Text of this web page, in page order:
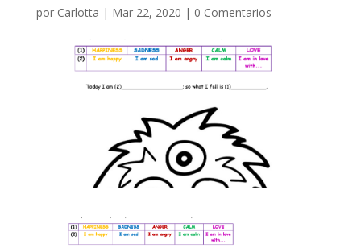
por Carlotta | Mar 22, 2020 | 0 Comentarios